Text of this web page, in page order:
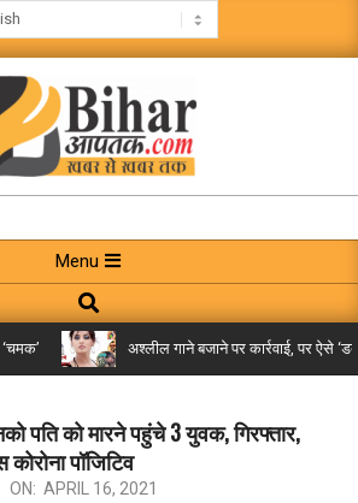
Menu
Search
अश्लील गाने बजाने पर कार्रवाई, पर ऐसे ‘डबल
पति को मारने पहुंचे 3 युवक, गिरफ्तार,
पॉजिटिव
ON: APRIL 16, 2021